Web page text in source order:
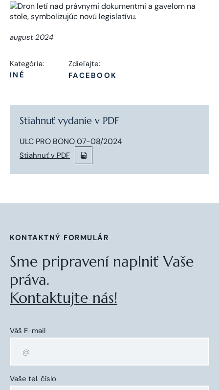
august 2024
Kategória:
INÉ
Zdieľajte:
FACEBOOK
Stiahnuť vydanie v PDF
ULC PRO BONO 07-08/2024
Stiahnuť v PDF
KONTAKTNÝ FORMULÁR
Sme pripravení naplniť Vaše
práva.
Kontaktujte nás!
Váš E-mail
Vaše tel. číslo